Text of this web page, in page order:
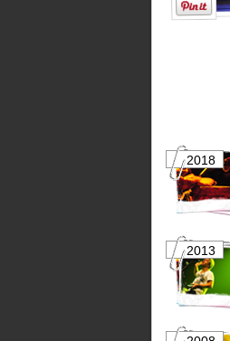
2018
2013